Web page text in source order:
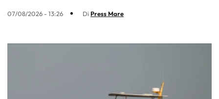
07/08/2026 - 13:26 Di Press Mare